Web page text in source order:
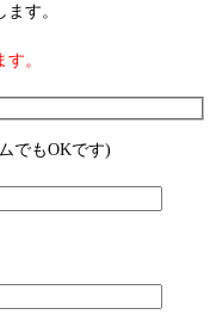
す。
。
でもOKです)